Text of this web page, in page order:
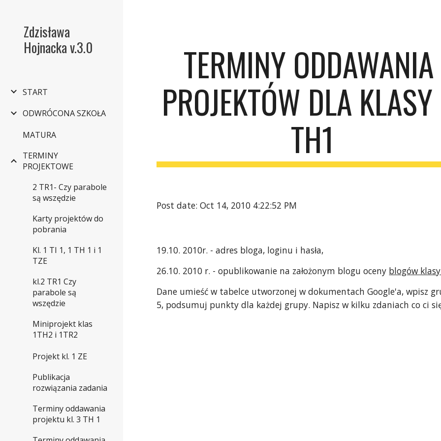
Zdzisława
Hojnacka v.3.0
START
ODWRÓCONA SZKOŁA
MATURA
TERMINY
PROJEKTOWE
2 TR1- Czy parabole
są wszędzie
Karty projektów do
pobrania
Kl. 1 TI 1, 1 TH 1 i 1
TZE
kl.2 TR1 Czy
parabole są
wszędzie
Miniprojekt klas
1TH2 i 1TR2
Projekt kl. 1 ZE
Publikacja
rozwiązania zadania
Terminy oddawania
projektu kl. 3 TH 1
TERMINY ODDAWANIA
PROJEKTÓW DLA
TH1
Post date: Oct 14, 2010 4:22:52 PM
19.10. 2010r. - adres bloga, loginu i hasła,
26.10. 2010 r. - opublikowanie na założonym blogu oceny blogów
Dane umieść w tabelce utworzonej w dokumentach Google'a, wpisz
5, podsumuj punkty dla każdej grupy. Napisz w kilku zdaniach co ci